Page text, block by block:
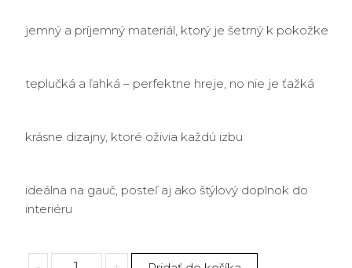
jemný a príjemný materiál, ktorý je šetrný k pokožke
teplučká a ľahká – perfektne hreje, no nie je ťažká
krásne dizajny, ktoré oživia každú izbu
ideálna na gauč, posteľ aj ako štýlový doplnok do
interiéru
množstvo